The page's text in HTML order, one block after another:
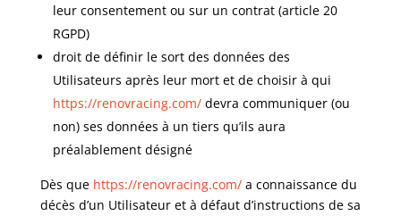
leur consentement ou sur un contrat (article 20
RGPD)
droit de définir le sort des données des
Utilisateurs après leur mort et de choisir à qui
https://renovracing.com/devra communiquer (ou
non) ses données à un tiers qu’ils aura
préalablement désigné
Dès que https://renovracing.com/a connaissance du
décès d’un Utilisateur et à défaut d’instructions de sa